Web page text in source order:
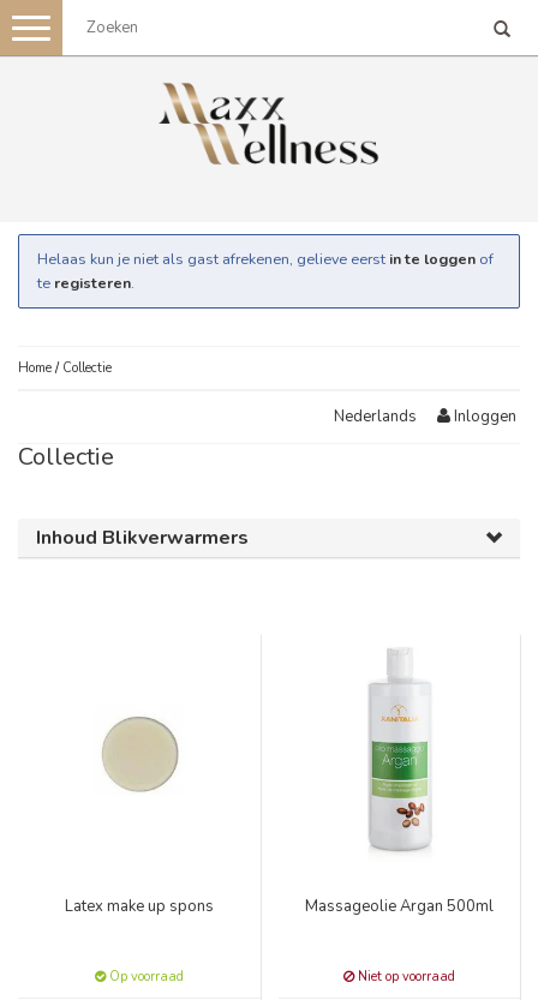
Toggle
navigation
Helaas kun je niet als gast afrekenen, gelieve eerst in te loggen of
te registeren.
Home / Collectie
Nederlands Inloggen
Collectie
Inhoud Blikverwarmers
Latex make up spons
Op voorraad
Massageolie Argan 500ml
Niet op voorraad